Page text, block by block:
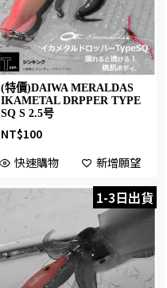
(特價)DAIWA MERALDAS
IKAMETAL DRPPER TYPE
SQ S 2.5号
NT$100
快速購物
新增願望
1-3日出貨